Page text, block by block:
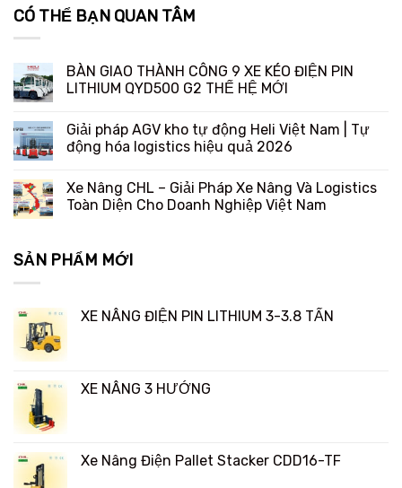
CÓ THỂ BẠN QUAN TÂM
BÀN GIAO THÀNH CÔNG 9 XE KÉO ĐIỆN PIN
LITHIUM QYD500 G2 THẾ HỆ MỚI
Giải pháp AGV kho tự động Heli Việt Nam | Tự
động hóa logistics hiệu quả 2026
Xe Nâng CHL – Giải Pháp Xe Nâng Và Logistics
Toàn Diện Cho Doanh Nghiệp Việt Nam
SẢN PHẨM MỚI
XE NÂNG ĐIỆN PIN LITHIUM 3-3.8 TẤN
XE NÂNG 3 HƯỚNG
Xe Nâng Điện Pallet Stacker CDD16-TF